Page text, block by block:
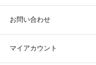
お問い合わせ
マイアカウント